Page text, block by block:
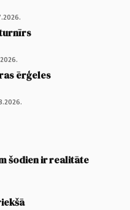
ērģeles
šodien ir realitāte